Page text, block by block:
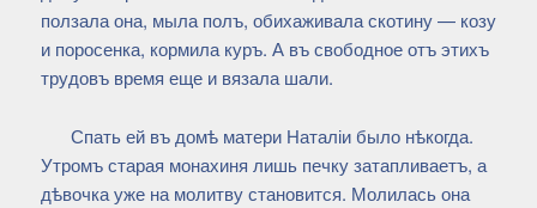
ползала она, мыла полъ, обихаживала скотину — козу
и поросенка, кормила куръ. А въ свободное отъ этихъ
трудовъ время еще и вязала шали.
Спать ей въ домѣ матери Наталіи было нѣкогда.
Утромъ старая монахиня лишь печку затапливаетъ, а
дѣвочка уже на молитву становится. Молилась она